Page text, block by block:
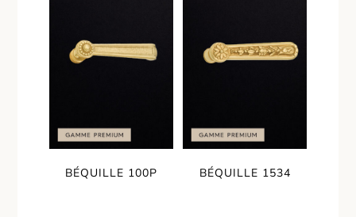
BÉQUILLE 100P BÉQUILLE 1534